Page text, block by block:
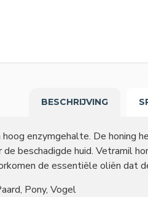
BESCHRIJVING
enzymgehalte. De honing
beschadigde huid. Vetramil
de essentiële oliën dat
Pony, Vogel